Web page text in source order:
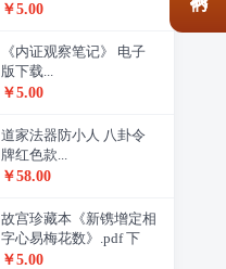
￥5.00
《内证观察笔记》 电子
版下载...
￥5.00
道家法器防小人 八卦令
牌红色款...
￥58.00
故宫珍藏本《新镌增定相
字心易梅花数》.pdf 下
载...
￥5.00